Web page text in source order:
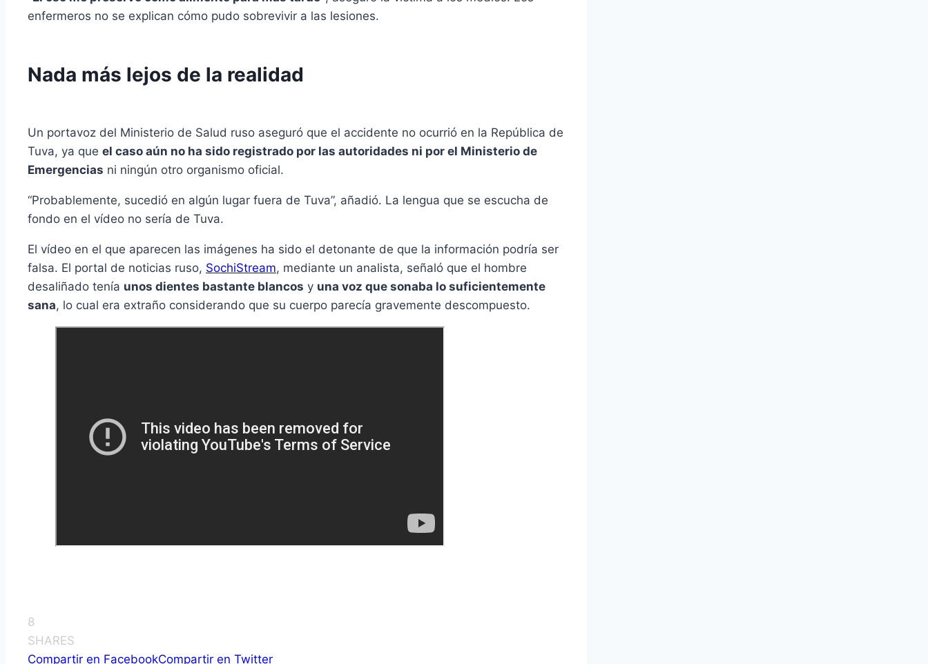
enfermeros no se explican cómo pudo sobrevivir a las lesiones.
Nada más lejos de la realidad
Un portavoz del Ministerio de Salud ruso aseguró que el accidente no ocurrió en la República de
Tuva, ya que el caso aún no ha sido registrado por las autoridades ni por el Ministerio de
Emergencias ni ningún otro organismo oficial.
“Probablemente, sucedió en algún lugar fuera de Tuva”, añadió. La lengua que se escucha de
fondo en el vídeo no sería de Tuva.
El vídeo en el que aparecen las imágenes ha sido el detonante de que la información podría ser
falsa. El portal de noticias ruso, SochiStream, mediante un analista, señaló que el hombre
desaliñado tenía unos dientes bastante blancos y una voz que sonaba lo suficientemente
sana, lo cual era extraño considerando que su cuerpo parecía gravemente descompuesto.
8
SHARES
Compartir en FacebookCompartir en Twitter